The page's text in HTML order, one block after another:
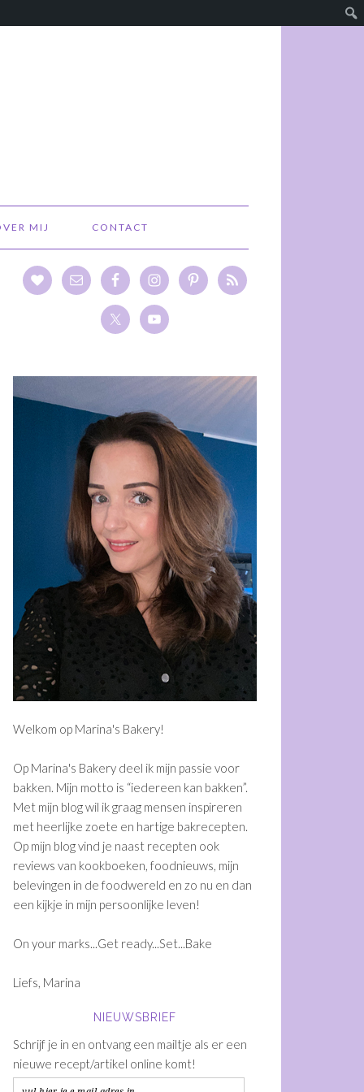
MIJ CONTACT
Welkom op Marina's Bakery!
Op Marina's Bakery deel ik mijn passie voor
bakken. Mijn motto is “iedereen kan bakken”.
Met mijn blog wil ik graag mensen inspireren
met heerlijke zoete en hartige bakrecepten.
Op mijn blog vind je naast recepten ook
reviews van kookboeken, foodnieuws, mijn
belevingen in de foodwereld en zo nu en dan
een kijkje in mijn persoonlijke leven!
On your marks...Get ready...Set...Bake
Liefs, Marina
NIEUWSBRIEF
Schrijf je in en ontvang een mailtje als er een
nieuwe recept/artikel online komt!
vul